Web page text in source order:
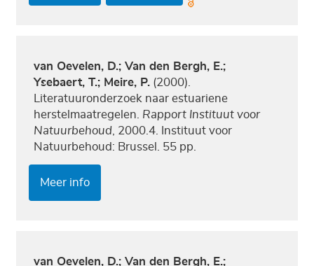
van Oevelen, D.; Van den Bergh, E.;
Ysebaert, T.; Meire, P. (2000).
Literatuuronderzoek naar estuariene
herstelmaatregelen. Rapport Instituut voor
Natuurbehoud , 2000.4. Instituut voor
Natuurbehoud: Brussel. 55 pp.
Meer info
van Oevelen, D.; Van den Bergh, E.;